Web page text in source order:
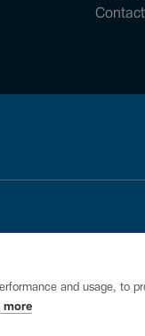
Contact
and usage, to
more